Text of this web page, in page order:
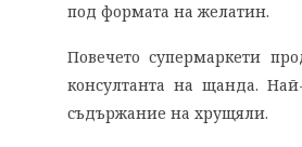
под формата на желатин.
Повечето супермаркети
консултанта на щанда.
съдържание на хрущяли.